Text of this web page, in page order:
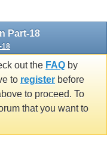
Part-18
18
out the FAQ by
to register before
to proceed. To
that you want to